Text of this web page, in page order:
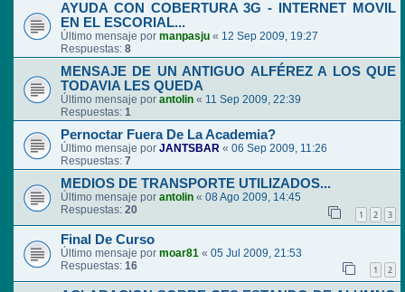
AYUDA CON COBERTURA 3G - INTERNET MOVIL
EN EL ESCORIAL...
Último mensaje por manpasju « 12 Sep 2009, 19:27
Respuestas: 8
MENSAJE DE UN ANTIGUO ALFÉREZ A LOS QUE
TODAVIA LES QUEDA
Último mensaje por antolin « 11 Sep 2009, 22:39
Respuestas: 1
Pernoctar Fuera De La Academia?
Último mensaje por JANTSBAR « 06 Sep 2009, 11:26
Respuestas: 7
MEDIOS DE TRANSPORTE UTILIZADOS...
Último mensaje por antolin « 08 Ago 2009, 14:45
Respuestas: 20 1 2 3
Final De Curso
Último mensaje por moar81 « 05 Jul 2009, 21:53
Respuestas: 16 1 2